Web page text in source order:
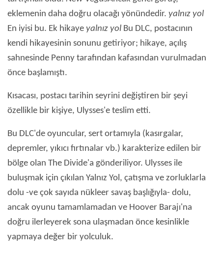
eklemenin daha doğru olacağı yönündedir. yalnız yol
En iyisi bu. Ek hikaye yalnız yol Bu DLC, postacının
kendi hikayesinin sonunu getiriyor; hikaye, açılış
sahnesinde Penny tarafından kafasından vurulmadan
önce başlamıştı.
Kısacası, postacı tarihin seyrini değiştiren bir şeyi
özellikle bir kişiye, Ulysses'e teslim etti.
Bu DLC'de oyuncular, sert ortamıyla (kasırgalar,
depremler, yıkıcı fırtınalar vb.) karakterize edilen bir
bölge olan The Divide'a gönderiliyor. Ulysses ile
buluşmak için çıkılan Yalnız Yol, çatışma ve zorluklarla
dolu -ve çok sayıda nükleer savaş başlığıyla- dolu,
ancak oyunu tamamlamadan ve Hoover Barajı'na
doğru ilerleyerek sona ulaşmadan önce kesinlikle
yapmaya değer bir yolculuk.